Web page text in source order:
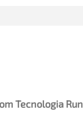
Tecnologia